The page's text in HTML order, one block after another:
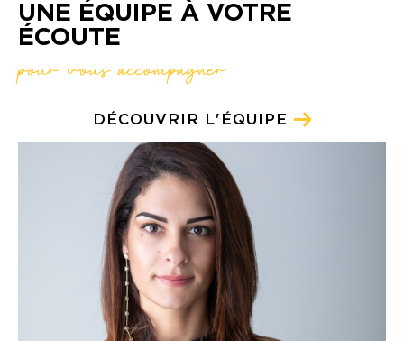
UNE ÉQUIPE À VOTRE
ÉCOUTE
pour vous accompagner
DÉCOUVRIR L'ÉQUIPE